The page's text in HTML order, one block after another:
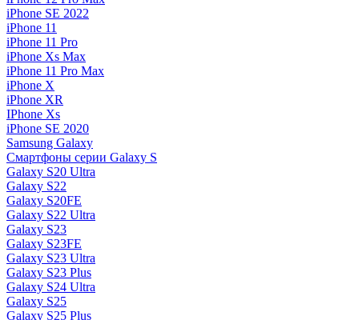
iPhone SE 2022
iPhone 11
iPhone 11 Pro
iPhone Xs Max
iPhone 11 Pro Max
iPhone X
iPhone XR
IPhone Xs
iPhone SE 2020
Samsung Galaxy
Смартфоны серии Galaxy S
Galaxy S20 Ultra
Galaxy S22
Galaxy S20FE
Galaxy S22 Ultra
Galaxy S23
Galaxy S23FE
Galaxy S23 Ultra
Galaxy S23 Plus
Galaxy S24 Ultra
Galaxy S25
Galaxy S25 Plus